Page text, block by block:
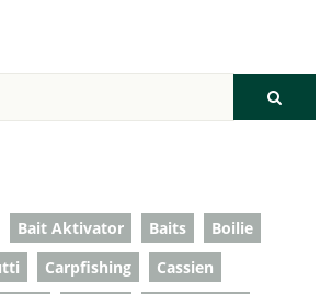
Bait Aktivator Baits
Boilie
Carpfishing
Cassien